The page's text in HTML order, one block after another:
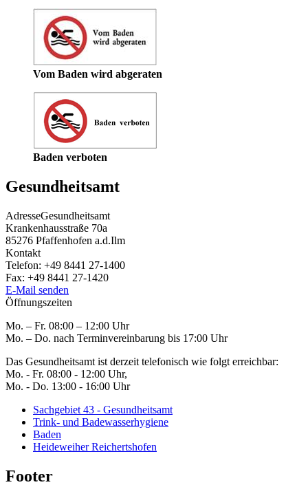
Vom Baden wird abgeraten
Baden verboten
Gesundheitsamt
AdresseGesundheitsamt
Krankenhausstraße 70a
85276 Pfaffenhofen a.d.Ilm
Kontakt
Telefon: +49 8441 27-1400
Fax: +49 8441 27-1420
E-Mail senden
Öffnungszeiten
Mo. – Fr. 08:00 – 12:00 Uhr
Mo. – Do. nach Terminvereinbarung bis 17:00 Uhr
Das Gesundheitsamt ist derzeit telefonisch wie folgt erreichbar:
Mo. - Fr. 08:00 - 12:00 Uhr,
Mo. - Do. 13:00 - 16:00 Uhr
Sachgebiet 43 - Gesundheitsamt
Trink- und Badewasserhygiene
Baden
Heideweiher Reichertshofen
Footer